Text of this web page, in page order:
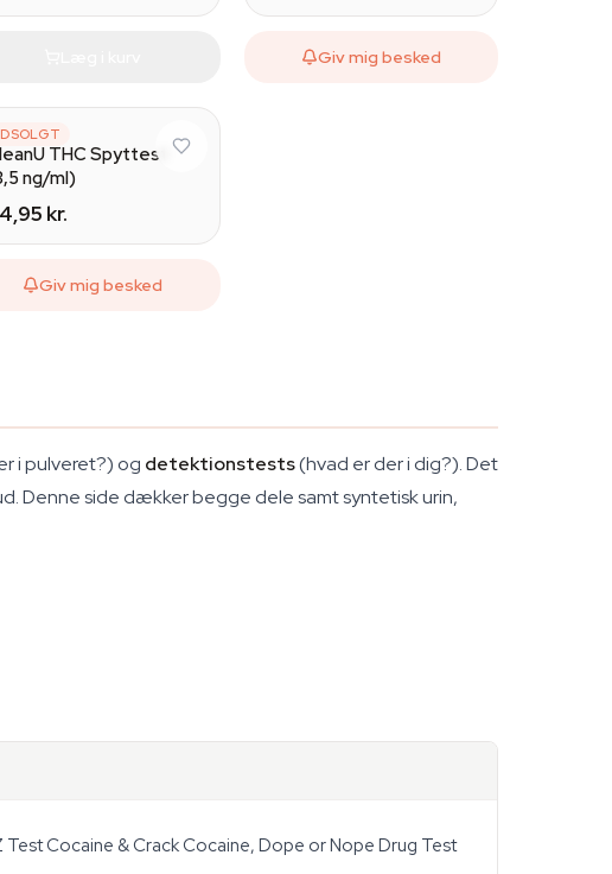
Giv mig besked
THC Spyttest
ng/ml)
kr.
Giv mig besked
i pulveret?) og detektionstests(hvad er der i dig?). Det
Denne side dækker begge dele samt syntetisk urin,
Test Cocaine & Crack Cocaine, Dope or Nope Drug Test